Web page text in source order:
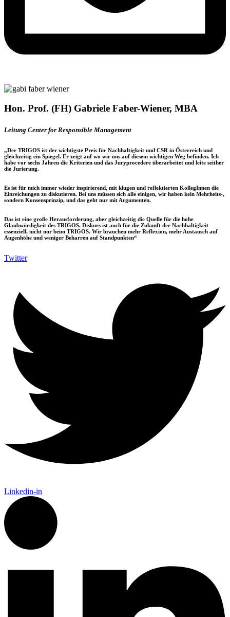
Hon. Prof. (FH) Gabriele Faber-Wiener, MBA​
Leitung Center for Responsible Management
„Der TRIGOS ist der wichtigste Preis für Nachhaltigkeit und CSR in Österreich und
gleichzeitig ein Spiegel. Er zeigt auf wo wir uns auf diesem wichtigen Weg befinden. Ich
habe vor sechs Jahren die Kriterien und das Juryprocedere überarbeitet und leite seither
die Jurierung.
Es ist für mich immer wieder inspirierend, mit klugen und reflektierten KollegInnen die
Einreichungen zu diskutieren. Bei uns müssen sich alle einigen, wir haben kein Mehrheits-,
sondern Konsensprinzip, und das geht nur mit Argumenten.
Das ist eine große Herausforderung, aber gleichzeitig die Quelle für die hohe
Glaubwürdigkeit des TRIGOS. Diskurs ist auch für die Zukunft der Nachhaltigkeit
essenziell, nicht nur beim TRIGOS. Wir brauchen mehr Reflexion, mehr Austausch auf
Augenhöhe und weniger Beharren auf Standpunkten“
Twitter
Linkedin-in